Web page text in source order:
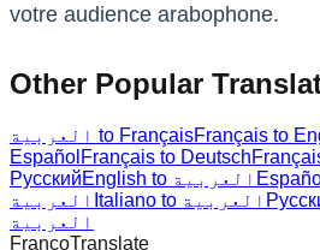
votre audience arabophone.
Other Popular
العربية to FrançaisFrançais to
Español Français to Deutsch
Русский
English to العربية
العربية
Italiano to العربية
العربية
FrancoTranslate